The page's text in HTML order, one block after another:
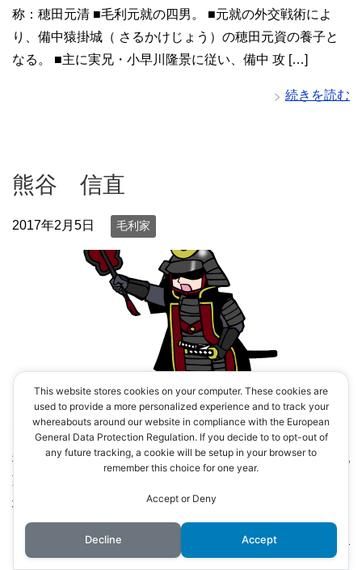
称：穂田元清 ■毛利元就の四男。 ■元就の外交戦術によ
り、備中猿掛城（ さるかけじょう）の穂田元資の養子と
なる。 ■主に実兄・小早川隆景に従い、備中 攻 […]
続きを読む
熊谷 信直
2017年2月5日 毛利家
熊谷 信直 くまがい のぶなお 1507-1593 享年87歳。 名
称：兵庫頭、伊豆守 居城：安芸高松城 ■信直は、安芸の地
頭として安芸 国守護・武田家に従っていたが 、家臣の領
地を押領したことに より武田家と不和となる […]
This website stores cookies on your computer. These cookies are
used to provide a more personalized experience and to track your
whereabouts around our website in compliance with the European
General Data Protection Regulation. If you decide to to opt-out of
any future tracking, a cookie will be setup in your browser to
remember this choice for one year.
Accept or Deny
Decline Accept